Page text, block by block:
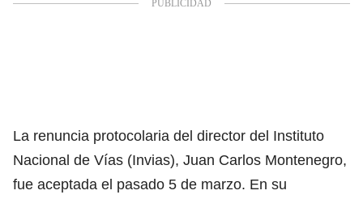
La renuncia protocolaria del director del Instituto
Nacional de Vías (Invias), Juan Carlos Montenegro,
fue aceptada el pasado 5 de marzo. En su